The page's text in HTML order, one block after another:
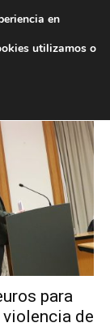
para
de
en
utilizamos o